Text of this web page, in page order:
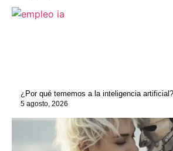
¿Por qué tememos a la inteligencia artificial?
5 agosto, 2026